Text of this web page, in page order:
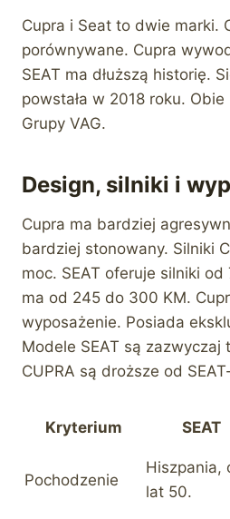
Cupra i Seat to dwie marki.
porównywane. Cupra
SEAT ma dłuższą historię.
powstała w 2018 roku.
Grupy VAG.
Design, silniki i
Cupra ma bardziej
bardziej stonowany. Silniki
moc. SEAT oferuje silniki od
ma od 245 do 300 KM.
wyposażenie. Posiada
Modele SEAT są zazwyczaj
CUPRA są droższe od
Kryterium SEAT
Pochodzenie
Hiszpania,
lat 50.